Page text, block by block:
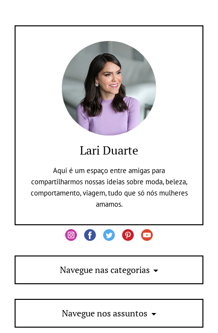
Lari Duarte
Aqui é um espaço entre amigas para
compartilharmos nossas ideias sobre moda, beleza,
comportamento, viagem, tudo que só nós mulheres
amamos.
Navegue nas categorias
Navegue nos assuntos